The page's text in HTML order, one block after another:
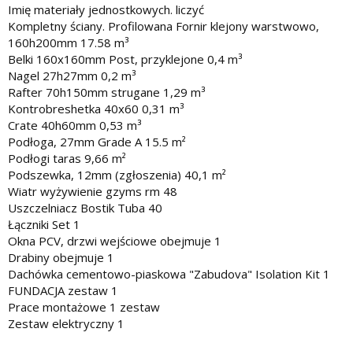
Imię materiały jednostkowych. liczyć
Kompletny ściany. Profilowana Fornir klejony warstwowo,
160h200mm 17.58 m³
Belki 160x160mm Post, przyklejone 0,4 m³
Nagel 27h27mm 0,2 m³
Rafter 70h150mm strugane 1,29 m³
Kontrobreshetka 40x60 0,31 m³
Crate 40h60mm 0,53 m³
Podłoga, 27mm Grade A 15.5 m²
Podłogi taras 9,66 m²
Podszewka, 12mm (zgłoszenia) 40,1 m²
Wiatr wyżywienie gzyms rm 48
Uszczelniacz Bostik Tuba 40
Łączniki Set 1
Okna PCV, drzwi wejściowe obejmuje 1
Drabiny obejmuje 1
Dachówka cementowo-piaskowa "Zabudova" Isolation Kit 1
FUNDACJA zestaw 1
Prace montażowe 1 zestaw
Zestaw elektryczny 1